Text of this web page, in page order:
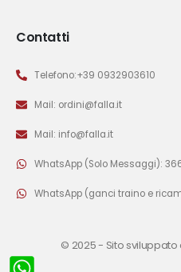
Contatti
Telefono:+39 0932903610
Mail: ordini@falla.it
Mail: info@falla.it
WhatsApp (Solo Messaggi):
WhatsApp (ganci traino e
© 2025 - Sito sviluppato